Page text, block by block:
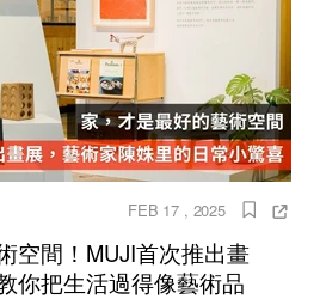
FEB 17 , 2025
空間！MUJI首次推出畫
你把生活過得像藝術品